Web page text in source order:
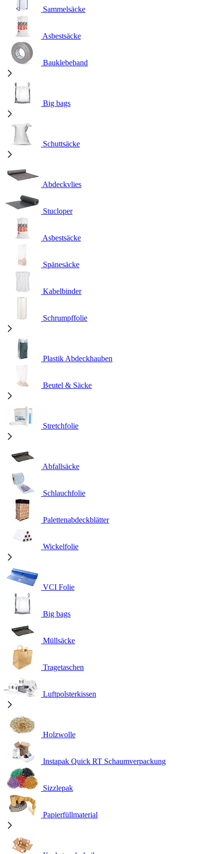
Sammelsäcke
Asbestsäcke
Bauklebeband
Big bags
Schuttsäcke
Abdeckvlies
Stucloper
Asbestsäcke
Spänesäcke
Kabelbinder
Schrumpffolie
Plastik Abdeckhauben
Beutel & Säcke
Stretchfolie
Abfallsäcke
Schlauchfolie
Palettenabdeckblätter
Wickelfolie
VCI Folie
Big bags
Müllsäcke
Tragetaschen
Luftpolsterkissen
Holzwolle
Instapak Quick RT Schaumverpackung
Sizzlepak
Papierfüllmaterial